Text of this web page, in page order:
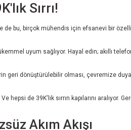
Sırrı!
de bu, birçok mühendis için efsanevi bir
uyum sağlıyor. Hayal edin; akıllı
geri dönüştürülebilir olması, çevremize
de 39K'lık sırrın kapılarını aralıyor.
Akım Akışı